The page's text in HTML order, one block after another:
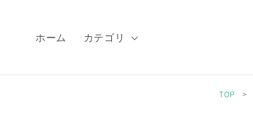
ホーム カテゴリ
TOP